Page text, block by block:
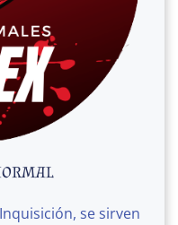
se sirven